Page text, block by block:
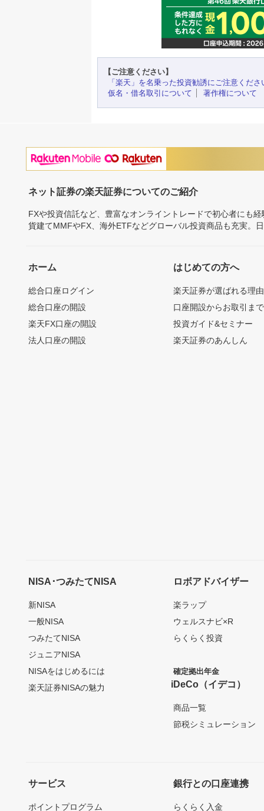
【ご注意ください】
「楽天」を名乗った投資勧誘にご注意くださ
仮名・借名取引について
著作権について
ネット証券の楽天証券についてのご紹介
FXや投資信託など、豊富なオンライントレードで初心者にも
貨建てMMFやFX、海外ETFなどグローバル投資商品も充実。
ホーム
総合口座ログイン
総合口座の開設
楽天FX口座の開設
法人口座の開設
はじめての方へ
楽天証券が選ばれる理由
口座開設からお取引ま
投資ガイド&セミナー
楽天証券のあんしん
NISA･つみたてNISA
新NISA
一般NISA
つみたてNISA
ジュニアNISA
NISAをはじめるには
楽天証券NISAの魅力
ロボアドバイザー
楽ラップ
ウェルスナビ×R
らくらく投資
確定拠出年金
iDeCo（イデコ）
商品一覧
節税シミュレーション
サービス
ポイントプログラム
銀行との口座連携
らくらく入金